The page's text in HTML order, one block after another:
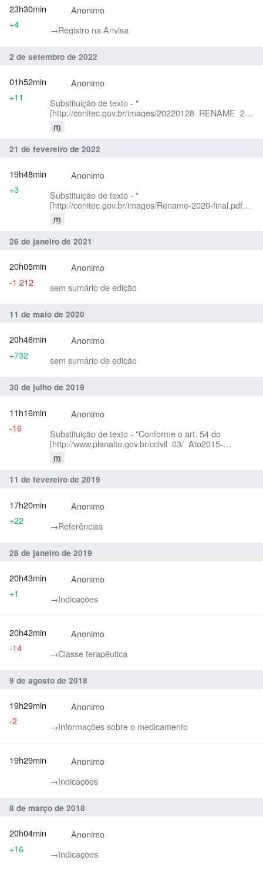
Anonimo
→‎Registro na Anvisa
23h30min
+4
2 de setembro de 2022
Anonimo
Substituição de texto - "
[http://conitec.gov.br/images/
Relação Nacional de Medicamentos Essenciais
(RENAME)]" por "[https://www.gov.br/conitec/pt-
Nacional de Medicamentos Essenciais (RENAME)]"
m
01h52min
+11
21 de fevereiro de 2022
Anonimo
Substituição de texto - "
[http://conitec.gov.br/images/Rename-2020-final.pdf
Relação Nacional de Medicamentos Essenciais
(RENAME)]" por "
Relação Nacional de Medicamentos Essenciais
m
19h48min
+3
26 de janeiro de 2021
Anonimo
sem sumário de edição
20h05min
-1 212
11 de maio de 2020
Anonimo
sem sumário de edição
20h46min
+732
30 de julho de 2019
Anonimo
Substituição de texto - "Conforme o art. 54 do
[http://www.planalto.gov.br/ccivil_03/_Ato2015-
2018/2016/Decreto/D8901.htm#art9 Decreto nº 8.901,
de 10 de novembro de 2016]" por "Conforme o
2014/2011/decreto/d7646.htm Decreto nº 7.646, de 21
m
11h16min
-16
11 de fevereiro de 2019
Anonimo
→‎Referências
17h20min
+22
28 de janeiro de 2019
Anonimo
→‎Indicações
20h43min
+1
Anonimo
→‎Classe terapêutica
20h42min
-14
9 de agosto de 2018
Anonimo
→‎Informações sobre o medicamento
19h29min
-2
Anonimo
→‎Indicações
19h29min
8 de março de 2018
Anonimo
→‎Indicações
20h04min
+16